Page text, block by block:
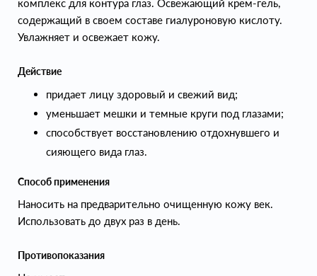
комплекс для контура глаз. Освежающий крем-гель,
содержащий в своем составе гиалуроновую кислоту.
Увлажняет и освежает кожу.
Действие
придает лицу здоровый и свежий вид;
уменьшает мешки и темные круги под глазами;
способствует восстановлению отдохнувшего и
сияющего вида глаз.
Способ применения
Наносить на предварительно очищенную кожу век.
Использовать до двух раз в день.
Противопоказания